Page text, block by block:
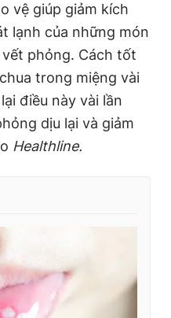
vệ giúp giảm kích
lạnh của những món
phỏng. Cách tốt
trong miệng vài
điều này vài lần
dịu lại và giảm
Healthline.